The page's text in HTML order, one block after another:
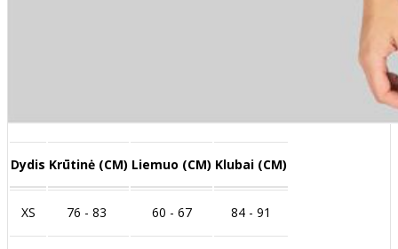
Dydis Krūtinė (CM) Liemuo (CM) Klubai (CM)
XS 76 - 83 60 - 67 84 - 91